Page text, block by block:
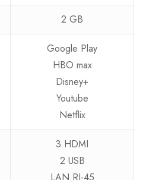
2 GB
Google Play
HBO max
Disney+
Youtube
Netflix
3 HDMI
2 USB